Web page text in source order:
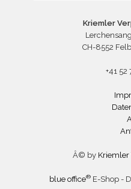
Kriemler
CH-8552
+41 52
Â© by Kriemler
blue office® E-Shop -